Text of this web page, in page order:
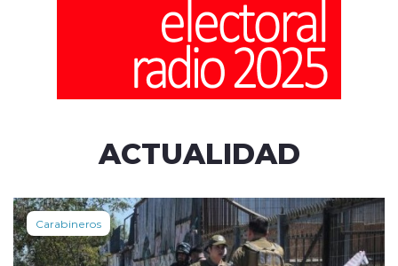
ACTUALIDAD
Carabineros